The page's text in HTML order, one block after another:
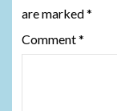
are marked*
Comment*